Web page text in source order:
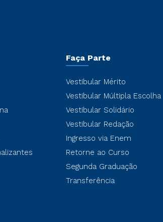
Faça Parte
Vestibular Mérito
Vestibular Múltipla Escolha
Vestibular Solidário
Vestibular Redação
Ingresso via Enem
Retorne ao Curso
Segunda Graduação
Transferência